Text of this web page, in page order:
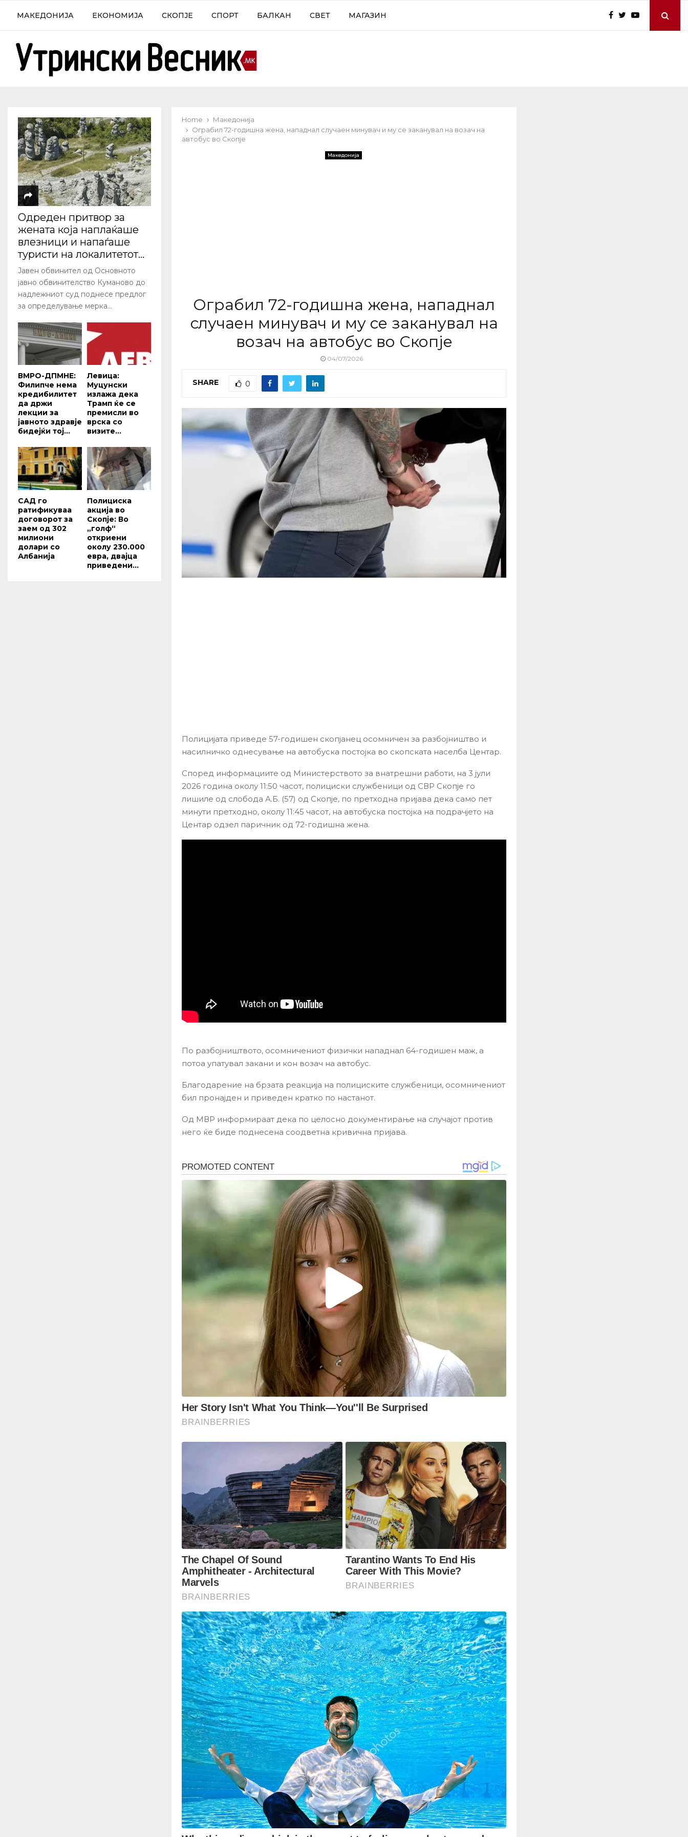
МАКЕДОНИЈА ЕКОНОМИЈА СКОПЈЕ СПОРТ БАЛКАН СВЕТ МАГАЗИН
Home
Македонија
Ограбил 72-годишна жена, нападнал случаен минувач и му се заканувал на возач на
автобус во Скопје
Македонија
Ограбил 72-годишна жена, нападнал
случаен минувач и му се заканувал на
возач на автобус во Скопје
04/07/2026
SHARE 0
Полицијата приведе 57-годишен скопјанец осомничен за разбојништво и
насилничко однесување на автобуска постојка во скопската населба Центар.
Според информациите од Министерството за внатрешни работи, на 3 јули
2026 година околу 11:50 часот, полициски службеници од СВР Скопје го
лишиле од слобода А.Б. (57) од Скопје, по претходна пријава дека само пет
минути претходно, околу 11:45 часот, на автобуска постојка на подрачјето на
Центар одзел паричник од 72-годишна жена.
По разбојништвото, осомничениот физички нападнал 64-годишен маж, а
потоа упатувал закани и кон возач на автобус.
Благодарение на брзата реакција на полициските службеници, осомничениот
бил пронајден и приведен кратко по настанот.
Од МВР информираат дека по целосно документирање на случајот против
него ќе биде поднесена соодветна кривична пријава.
Одреден притвор за
жената која наплаќаше
влезници и напаѓаше
туристи на локалитетот...
Јавен обвинител од Основното
јавно обвинителство Куманово до
надлежниот суд поднесе предлог
за определување мерка...
ВМРО-ДПМНЕ:
Филипче нема
кредибилитет
да држи
лекции за
јавното здравје
бидејќи тој...
Левица:
Муцунски
излажа дека
Трамп ќе се
премисли во
врска со
визите...
САД го
ратификуваа
договорот за
заем од 302
милиони
долари со
Албанија
Полициска
акција во
Скопје: Во
„голф“
откриени
околу 230.000
евра, двајца
приведени...